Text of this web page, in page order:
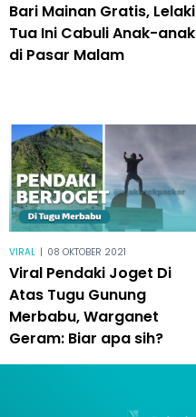
Bari Mainan Gratis, Lelaki
Tua Ini Cabuli Anak-anak
di Pasar Malam
VIRAL | 08 OKTOBER 2021
Viral Pendaki Joget Di
Atas Tugu Gunung
Merbabu, Warganet
Geram: Biar apa sih?